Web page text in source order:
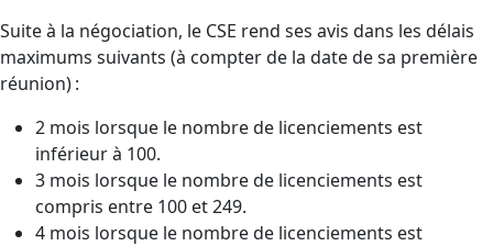
Suite à la négociation, le CSE rend ses avis dans les délais
maximums suivants (à compter de la date de sa première
réunion) :
2 mois lorsque le nombre de licenciements est
inférieur à 100.
3 mois lorsque le nombre de licenciements est
compris entre 100 et 249.
4 mois lorsque le nombre de licenciements est